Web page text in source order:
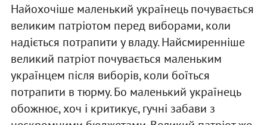
Найохочіше маленький українець почувається
великим патріотом перед виборами, коли
надіється потрапити у владу. Найсмиренніше
великий патріот почувається маленьким
українцем після виборів, коли боїться
потрапити в тюрму. Бо маленький українець
обожнює, хоч і критикує, гучні забави з